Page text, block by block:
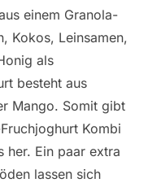
einem Granola-
Kokos, Leinsamen,
als
besteht aus
Mango. Somit gibt
Kombi
her. Ein paar extra
lassen sich